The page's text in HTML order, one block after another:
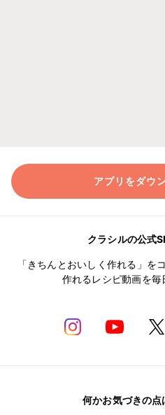
アプリをダウ
クラシルの公式
「きちんとおいしく作れる」を
作れるレシピ動画を毎
何かお気づきの点